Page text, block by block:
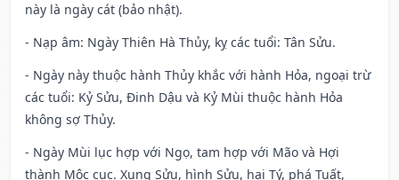
này là ngày cát (bảo nhật).
- Nạp âm: Ngày Thiên Hà Thủy, kỵ các tuổi: Tân Sửu.
- Ngày này thuộc hành Thủy khắc với hành Hỏa, ngoại trừ
các tuổi: Kỷ Sửu, Đinh Dậu và Kỷ Mùi thuộc hành Hỏa
không sợ Thủy.
- Ngày Mùi lục hợp với Ngọ, tam hợp với Mão và Hợi
thành Mộc cục. Xung Sửu, hình Sửu, hại Tý, phá Tuất,